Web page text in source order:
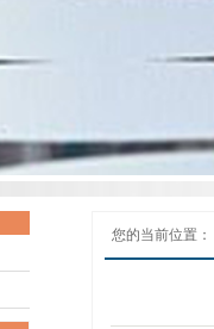
您的当前位置：